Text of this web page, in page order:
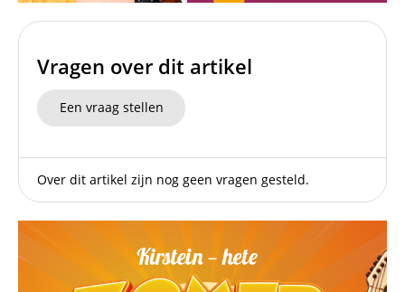
Vragen over dit artikel
Een vraag stellen
Over dit artikel zijn nog geen vragen gesteld.